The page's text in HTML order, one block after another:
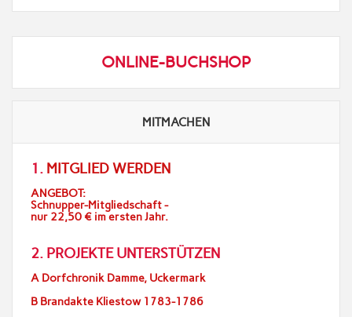
ONLINE-BUCHSHOP
MITMACHEN
1. MITGLIED WERDEN
ANGEBOT:
Schnupper-Mitgliedschaft -
nur 22,50 € im ersten Jahr.
2. PROJEKTE UNTERSTÜTZEN
A Dorfchronik Damme, Uckermark
B Brandakte Kliestow 1783-1786